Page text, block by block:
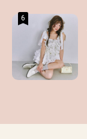
6
6
6